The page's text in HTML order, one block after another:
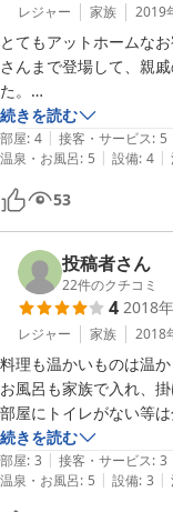
共同、家族経営として
には、年に数回戻って
レジャー 家族 2019
とてもアットホームな
さんまで登場して、親
た。
そんな雰囲気ですから
まいましたが、全然そ
が出てきてびっくりし
く、脇役まで最高に美
お部屋は到着前にお布
を即ゴローンとできて
温泉は湯の花がよく浮
う”ないいお湯でした。
露天風呂は晴れていれ
雪の降る日で曇ってまし
ですが、我々が泊まっ
ゃなくお宿まるまる貸
とても心地よく過ごす
続きを読む
部屋: 4 | 接客・サービス: 5
温泉・お風呂: 5 | 設備: 4 |
53
投稿者さん
22件のクチコミ
4 2018
レジャー 家族 2018
料理も温かいものは温
お風呂も家族で入れ、
部屋にトイレがない等
泉を求めそちらを選び正
続きを読む
部屋: 3 | 接客・サービス: 3
温泉・お風呂: 5 | 設備: 3 |